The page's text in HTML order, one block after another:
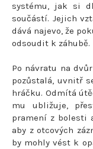
systému, jak si
součástí. Jejich
dává najevo, že
odsoudit k záhubě.
Po návratu na
pozůstalá, uvnitř
hráčku. Odmítá
mu ubližuje,
pramení z bolesti
aby z otcových
by mohly vést k